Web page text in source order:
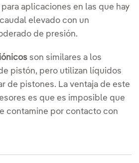
aplicaciones en las que hay
elevado con un
de presión.
son similares a los
pistón, pero utilizan líquidos
de pistones. La ventaja de este
es que es imposible que
contamine por contacto con